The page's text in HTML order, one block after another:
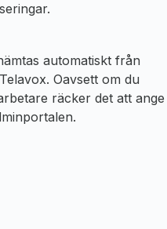
automatiskt från
Oavsett om du
räcker det att ange